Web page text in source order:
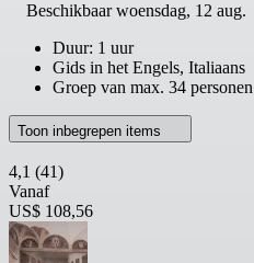
Beschikbaarwoensdag, 12 aug.
Duur: 1 uur
Gids in het Engels, Italiaans
Groep van max. 34 personen
Toon inbegrepen items
4,1 (41)
Vanaf
US$ 108,56